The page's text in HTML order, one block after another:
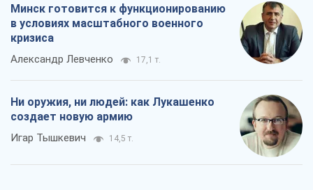
Минск готовится к функционированию
в условиях масштабного военного
кризиса
Александр Левченко 17,1 т.
Ни оружия, ни людей: как Лукашенко
создает новую армию
Игар Тышкевич 14,5 т.